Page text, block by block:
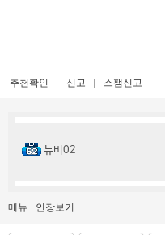
추천확인 신고 스팸신고
뉴비02
메뉴 인장보기